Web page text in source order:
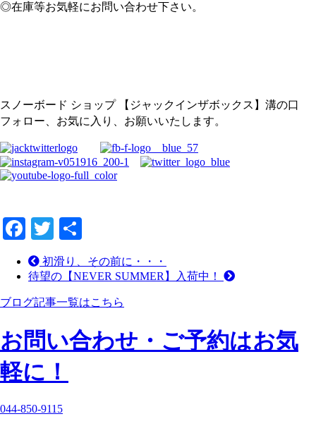
◎在庫等お気軽にお問い合わせ下さい。
スノーボード ショップ 【ジャックインザボックス】溝の口
フォロー、お気に入り、お願いいたします。
Facebook
Twitter
有
初滑り、その前に・・・
待望の【NEVER SUMMER】入荷中！
ブログ記事一覧はこちら
お問い合わせ・ご予約はお気
軽に！
044-850-9115